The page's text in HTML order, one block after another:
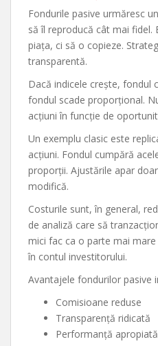
Fondurile pasive urmăresc
să îl reproducă cât mai fidel.
piața, ci să o copieze.
transparentă.
Dacă indicele crește, fondul
fondul scade proporțional.
acțiuni în funcție de
Un exemplu clasic este
acțiuni. Fondul cumpără
proporții. Ajustările apar
modifică.
Costurile sunt, în general,
de analiză care să
mici fac ca o parte mai
în contul investitorului.
Avantajele fondurilor pasive
Comisioane reduse
Transparență ridicată
Performanță